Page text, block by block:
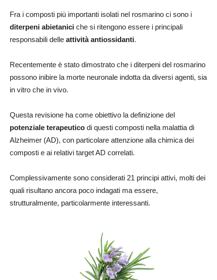
Fra i composti più importanti isolati nel rosmarino ci sono i
diterpeni abietanici che si ritengono essere i principali
responsabili delle attività antiossidanti.
Recentemente è stato dimostrato che i diterpeni del rosmarino
possono inibire la morte neuronale indotta da diversi agenti, sia
in vitro che in vivo.
Questa revisione ha come obiettivo la definizione del
potenziale terapeutico di questi composti nella malattia di
Alzheimer (AD), con particolare attenzione alla chimica dei
composti e ai relativi target AD correlati.
Complessivamente sono considerati 21 principi attivi, molti dei
quali risultano ancora poco indagati ma essere,
strutturalmente, particolarmente interessanti.